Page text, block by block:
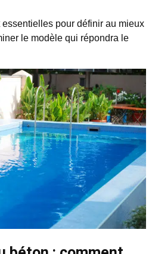
pour définir au mieux
le modèle qui répondra le